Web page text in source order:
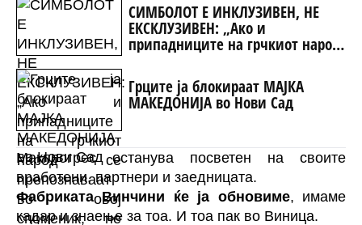
СИМБОЛОТ Е ИНКЛУЗИВЕН, НЕ
ЕКСКЛУЗИВЕН: „Ако и
припадниците на грчкиот народ
споменик, не гледаме никаква
пречка во тоа“
Грците ја блокираат МАЈКА
МАКЕДОНИЈА во Нови Сад
Макпрогрес останува посветен на своите
вработени, партнери и заедницата.
Фабриката Винчини ќе ја обновиме, имаме
кадар и знаење за тоа. И тоа пак во Виница.